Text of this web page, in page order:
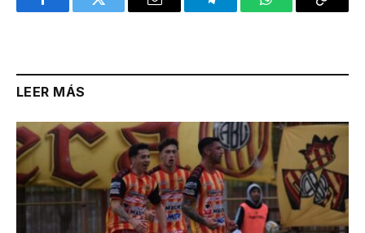
FacebookTwitter Email TelegramWhatsAppCopy
LEER MÁS